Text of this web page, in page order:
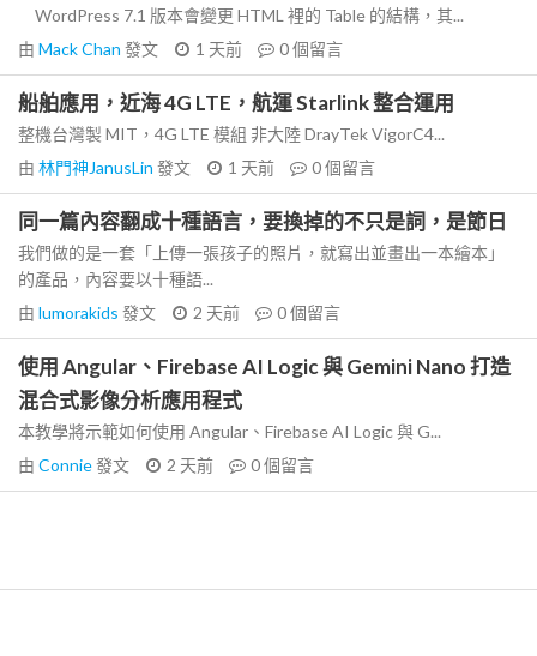
WordPress 7.1 版本會變更 HTML 裡的 Table 的結構，其...
由 Mack Chan 發文 1 天前 0個留言
船舶應用，近海 4G LTE，航運 Starlink 整合運用
整機台灣製 MIT，4G LTE 模組 非大陸 DrayTek VigorC4...
由 林門神JanusLin 發文 1 天前 0個留言
同一篇內容翻成十種語言，要換掉的不只是詞，是節日
我們做的是一套「上傳一張孩子的照片，就寫出並畫出一本繪本」
的產品，內容要以十種語...
由 lumorakids 發文 2 天前 0個留言
使用 Angular、Firebase AI Logic 與 Gemini Nano 打造
混合式影像分析應用程式
本教學將示範如何使用 Angular、Firebase AI Logic 與 G...
由 Connie發文 2 天前 0個留言